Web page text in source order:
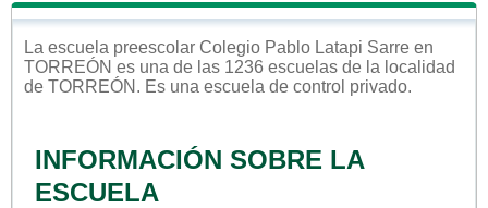
La escuela preescolar Colegio Pablo Latapi Sarre en
TORREÓN es una de las 1236 escuelas de la localidad
de TORREÓN . Es una escuela de control privado.
INFORMACIÓN SOBRE LA
ESCUELA